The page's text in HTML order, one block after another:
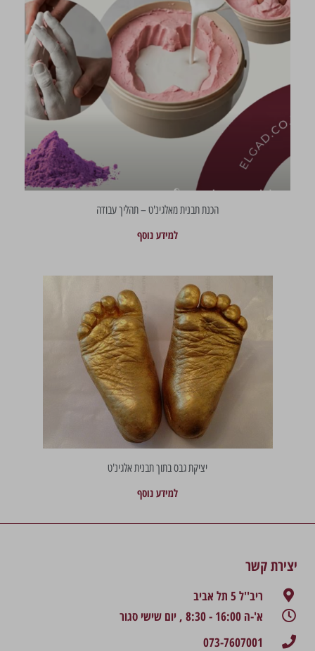
הכנת תבנית מאלגינ'ט – תהליך עבודה
למידע נוסף
יציקת גבס בתוך תבנית אלגינ'ט
למידע נוסף
יצירת קשר
ריב''ל 5 תל אביב
א'-ה 16:00 - 8:30 , יום שישי סגור
073-7607001